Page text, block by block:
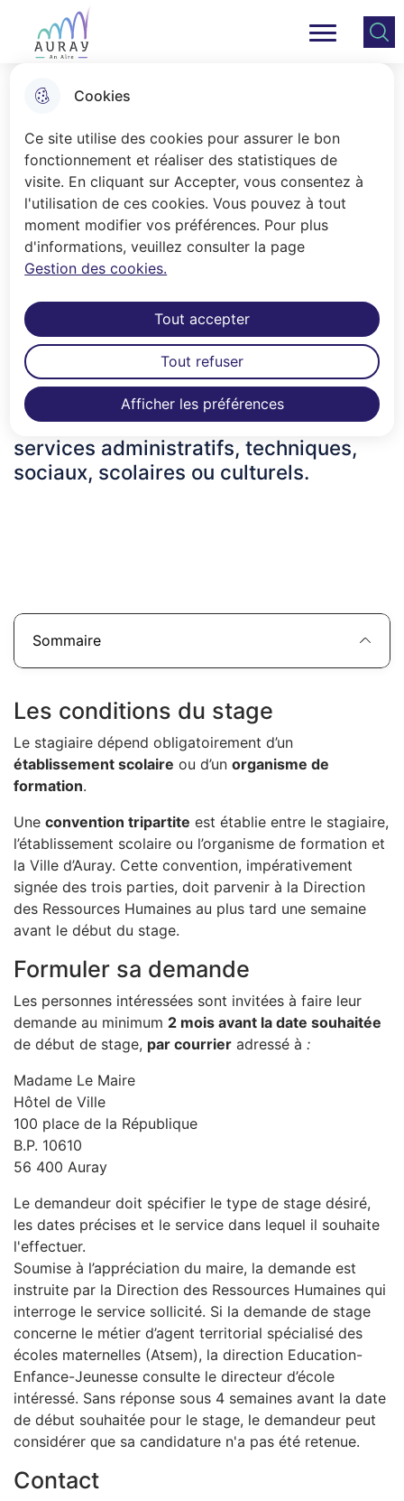
Cookies
Ce site utilise des cookies pour assurer le bon
fonctionnement et réaliser des statistiques de
visite. En cliquant sur Accepter, vous consentez à
l'utilisation de ces cookies. Vous pouvez à tout
moment modifier vos préférences. Pour plus
d'informations, veuillez consulter la page
Gestion des cookies.
Afficher les préférences
Tout accepter
Tout refuser
Aller
au
menu
Consulter
le plan
Ville Auray Menu principal
Accueil
Les services municipaux accueillent
les stagiaires.
Le stage peut contribuer à l’orientation
professionnelle ou à la formation à un
futur métier. La Ville d’Auray
développe une politique d’accueil de
stagiaires de tous horizons dans ses
services administratifs, techniques,
sociaux, scolaires ou culturels.
Sommaire
Les conditions du stage
Le stagiaire dépend obligatoirement d’un
établissement scolaire ou d’un organisme de
formation.
Une convention tripartite est établie entre le stagiaire,
l’établissement scolaire ou l’organisme de formation et
la Ville d’Auray. Cette convention, impérativement
signée des trois parties, doit parvenir à la Direction
des Ressources Humaines au plus tard une semaine
avant le début du stage.
Formuler sa demande
Les personnes intéressées sont invitées à faire leur
demande au minimum 2 mois avant la date souhaitée
de début de stage, par courrier adressé à :
Madame Le Maire
Hôtel de Ville
100 place de la République
B.P. 10610
56 400 Auray
Le demandeur doit spécifier le type de stage désiré,
les dates précises et le service dans lequel il souhaite
l'effectuer.
Soumise à l’appréciation du maire, la demande est
instruite par la Direction des Ressources Humaines qui
interroge le service sollicité. Si la demande de stage
concerne le métier d’agent territorial spécialisé des
écoles maternelles (Atsem), la direction Education-
Enfance-Jeunesse consulte le directeur d’école
intéressé. Sans réponse sous 4 semaines avant la date
de début souhaitée pour le stage, le demandeur peut
considérer que sa candidature n'a pas été retenue.
Contact